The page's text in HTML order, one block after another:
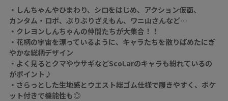
・しんちゃんやひまわり、シロをはじめ、アクション仮面、
カンタム・ロボ、ぶりぶりざえもん、ワニ山さんなど…
・クレヨンしんちゃんの仲間たちが大集合！！
・花柄の宇宙を漂っているように、キャラたちを散りばめたにぎ
やかな総柄デザイン
・よく見るとクマやウサギなどScoLarのキャラも紛れているの
がポイント♪
・さらっとした生地感とウエスト総ゴム仕様で履きやすく、ポケ
ット付きで機能性も◎